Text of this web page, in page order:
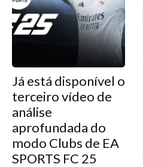
Já está disponível o
terceiro vídeo de
análise
aprofundada do
modo Clubs de EA
SPORTS FC 25